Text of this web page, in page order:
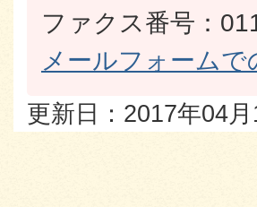
ファクス番号：
メールフォーム
更新日：2017年04月